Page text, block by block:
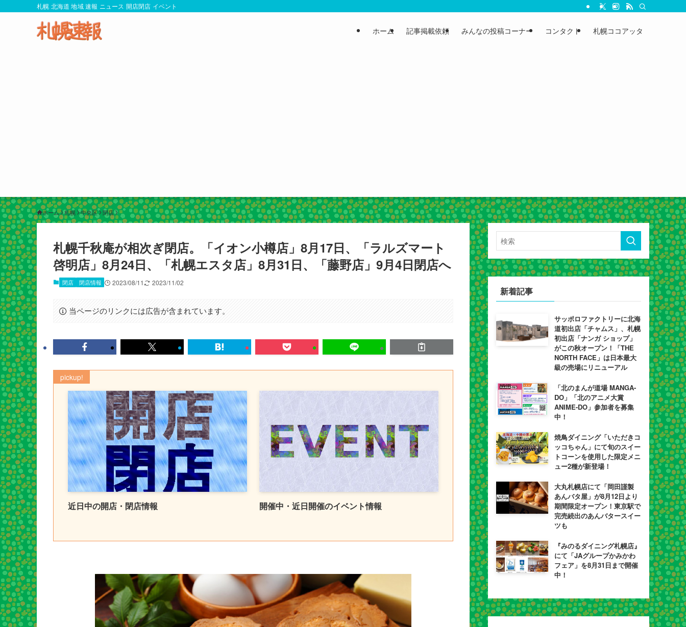
札幌 北海道 地域 速報 ニュース 開店閉店 イベント
ホーム 記事掲載依頼 みんなの投稿コーナー コンタクト 札幌ココアッタ
ホーム 札幌 中央区 閉店
札幌千秋庵が相次ぎ閉店。「イオン小樽店」8月17日、「ラルズマート
啓明店」8月24日、「札幌エスタ店」8月31日、「藤野店」9月4日閉店へ
閉店 閉店情報 2023/08/11 2023/11/02
当ページのリンクには広告が含まれています。
pickup!
近日中の開店・閉店情報 開催中・近日開催のイベント情報
新着記事
サッポロファクトリーに北海
道初出店「チャムス」、札幌
初出店「ナンガ ショップ」
がこの秋オープン！「THE
NORTH FACE」は日本最大
級の売場にリニューアル
「北のまんが道場 MANGA-
DO」「北のアニメ大賞
ANIME-DO」参加者を募集
中！
焼鳥ダイニング「いただきコ
ッコちゃん」にて旬のスイー
トコーンを使用した限定メニ
ュー2種が新登場！
大丸札幌店にて「岡田謹製
あんバタ屋」が8月12日より
期間限定オープン！東京駅で
完売続出のあんバタースイー
ツも
『みのるダイニング札幌店』
にて「JAグループかみかわ
フェア」を8月31日まで開催
中！